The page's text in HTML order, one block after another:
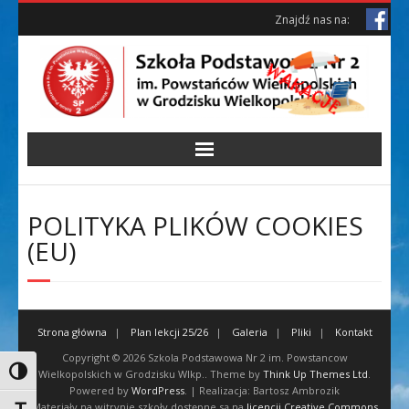
Skip
Toggle High Contrast
Skip
Znajdź nas na:
POLITYKA PLIKÓW COOKIES
(EU)
Strona główna Plan lekcji 25/26 Galeria Pliki
Kontakt
Copyright © 2026 Szkola Podstawowa Nr 2 im. Powstancow
Wielkopolskich w Grodzisku Wlkp.
. Theme by Think Up Themes Ltd
Powered by WordPress . | Realizacja: Bartosz Ambrozik